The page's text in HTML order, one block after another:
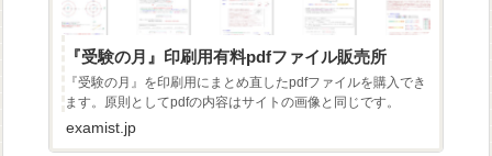
『受験の月』印刷用有料pdfファイル販売所
『受験の月』を印刷用にまとめ直したpdfファイルを購入でき
ます。原則としてpdfの内容はサイトの画像と同じです。
examist.jp